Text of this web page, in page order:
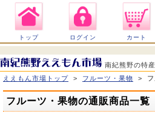
トップ ログイン カート
南紀熊野の特
ええもん市場トップ > フルーツ・果物 >
フルーツ・果物の通販商品一覧